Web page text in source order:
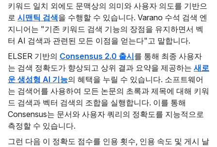
키워드 일치 외에도 문맥상의 의미와 사용자 의도를 기반으
로 시맨틱 검색을 수행할 수 있습니다. Varano 수석 검색 엔
지니어는 "기존 키워드 검색 기능의 장점을 유지하면서 벡
터 AI 검색과 관련된 모든 이점을 얻는다"고 말합니다.
ELSER 기반의 Consensus 2.0 출시를 통해 최종 사용자
는 검색 정확도가 향상되고 상위 결과 요약을 제공하는 새로
운 생성형 AI 기능의 혜택을 누릴 수 있습니다. 소프트웨어
는 검색어를 사용하여 모든 논문의 초록과 제목에 대해 키워
드 검색과 벡터 검색의 조합을 실행합니다. 이를 통해
Consensus는 문서와 사용자 쿼리의 정확도를 지능적으로
측정할 수 있습니다.
그런 다음 이 정확도 점수를 인용 횟수, 인용 속도 및 게시 날